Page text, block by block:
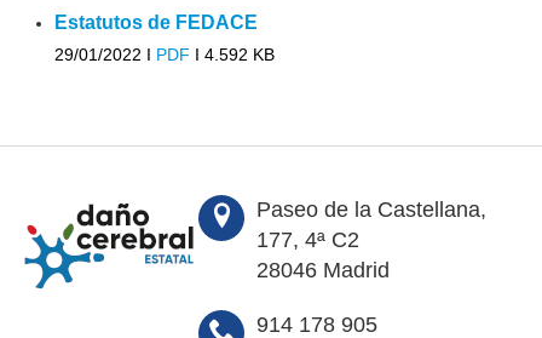
Estatutos de FEDACE
29/01/2022 I PDF I 4.592 KB
Paseo de la Castellana,
177, 4ª C2
28046 Madrid
914 178 905